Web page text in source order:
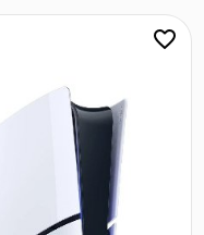
favorite_border